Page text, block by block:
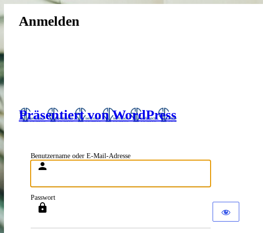
Anmelden
Präsentiert von WordPress
Benutzername oder E-Mail-Adresse
Passwort